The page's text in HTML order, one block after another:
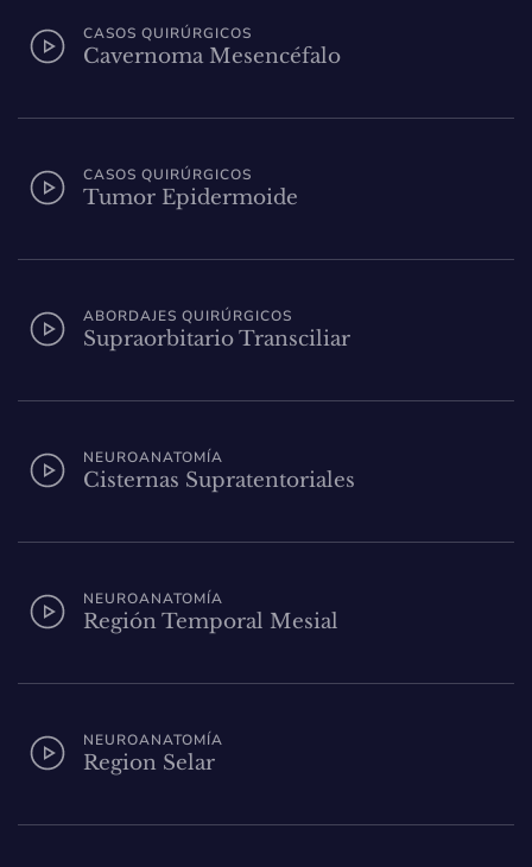
CASOS QUIRÚRGICOS
Cavernoma Mesencéfalo
CASOS QUIRÚRGICOS
Tumor Epidermoide
ABORDAJES QUIRÚRGICOS
Supraorbitario Transciliar
NEUROANATOMÍA
Cisternas Supratentoriales
NEUROANATOMÍA
Región Temporal Mesial
NEUROANATOMÍA
Region Selar